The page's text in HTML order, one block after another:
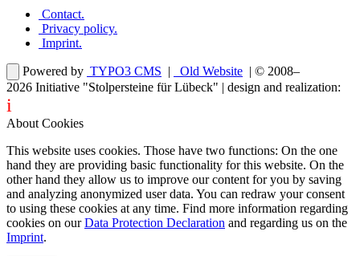
Contact.
Privacy policy.
Imprint.
Powered by TYPO3 CMS | Old Website | © 2008–
2026 Initiative "Stolpersteine für Lübeck" | design and realization:
i
About Cookies
This website uses cookies. Those have two functions: On the one
hand they are providing basic functionality for this website. On the
other hand they allow us to improve our content for you by saving
and analyzing anonymized user data. You can redraw your consent
to using these cookies at any time. Find more information regarding
cookies on ourData Protection Declaration and regarding us on the
Imprint.